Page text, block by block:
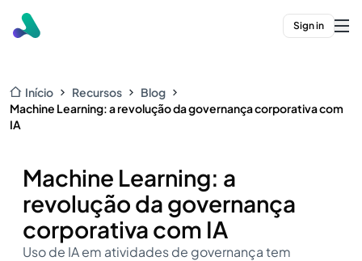
Sign in
Início Recursos
Blog
Machine Learning: a revolução da governança corporativa com
IA
Machine Learning: a
revolução da governança
corporativa com IA
Uso de IA em atividades de governança tem